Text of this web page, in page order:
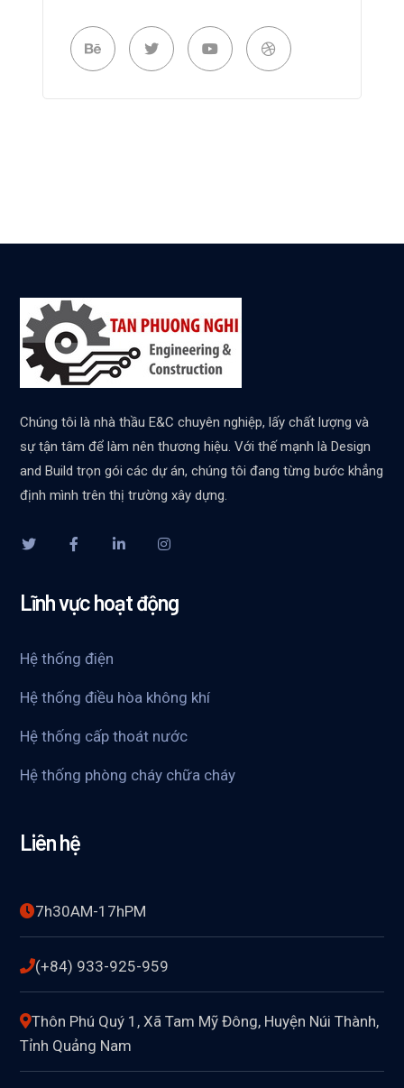
Chúng tôi là nhà thầu E&C chuyên nghiệp, lấy chất lượng và
sự tận tâm để làm nên thương hiệu. Với thế mạnh là Design
and Build trọn gói các dự án, chúng tôi đang từng bước khẳng
định mình trên thị trường xây dựng.
Lĩnh vực hoạt động
Hệ thống điện
Hệ thống điều hòa không khí
Hệ thống cấp thoát nước
Hệ thống phòng cháy chữa cháy
Liên hệ
7h30AM-17hPM
(+84) 933-925-959
Thôn Phú Quý 1, Xã Tam Mỹ Đông, Huyện Núi Thành,
Tỉnh Quảng Nam